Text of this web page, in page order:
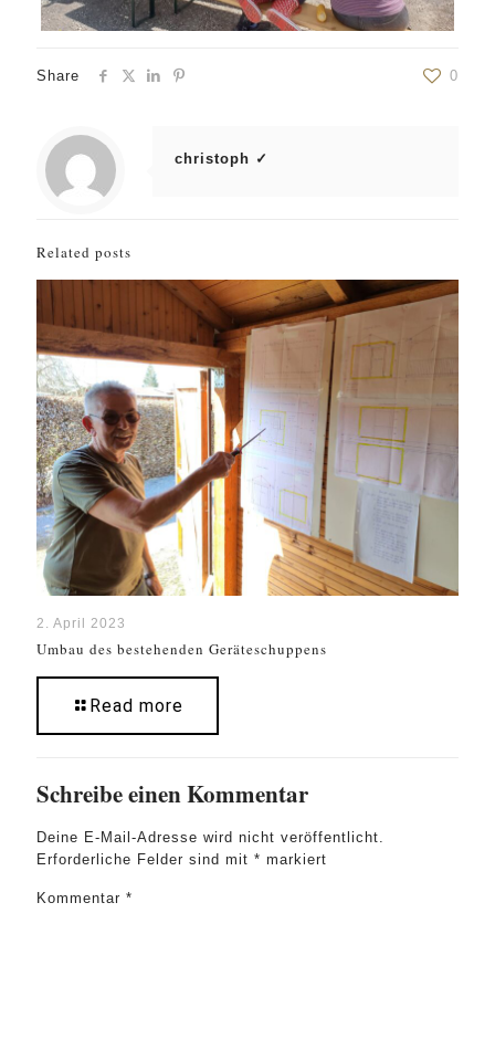
Share 0
christoph ✓
Related posts
2. April 2023
Umbau des bestehenden Geräteschuppens
Read more
Schreibe einen Kommentar
Deine E-Mail-Adresse wird nicht veröffentlicht.
Erforderliche Felder sind mit * markiert
Kommentar *